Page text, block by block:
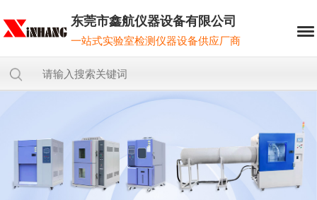
东莞市鑫航仪器设备有限公司
一站式实验室检测仪器设备供应厂商